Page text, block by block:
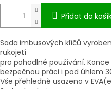
Přidat do
Sada imbusových klíčů
rukojetí
pro pohodlné používání.
bezpečnou práci i pod úhlem
Vše přehledně usazeno v